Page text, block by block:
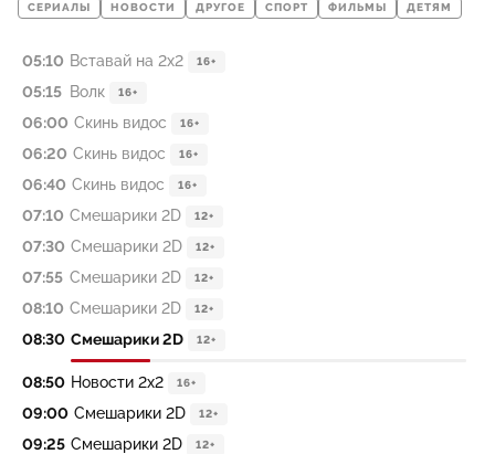
СЕРИАЛЫ НОВОСТИ ДРУГОЕ СПОРТ ФИЛЬМЫ ДЕТЯМ
05:10 Вставай на 2х2 16+
05:15 Волк 16+
06:00 Скинь видос 16+
06:20 Скинь видос 16+
06:40 Скинь видос 16+
07:10 Смешарики 2D 12+
07:30 Смешарики 2D 12+
07:55 Смешарики 2D 12+
08:10 Смешарики 2D 12+
08:30 Смешарики 2D 12+
08:50 Новости 2х2 16+
09:00 Смешарики 2D 12+
09:25 Смешарики 2D 12+